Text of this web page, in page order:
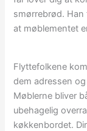
smørrebrød.
at møblementet
Flyttefolkene
dem adressen
Møblerne bliver
ubehagelig
køkkenbordet.